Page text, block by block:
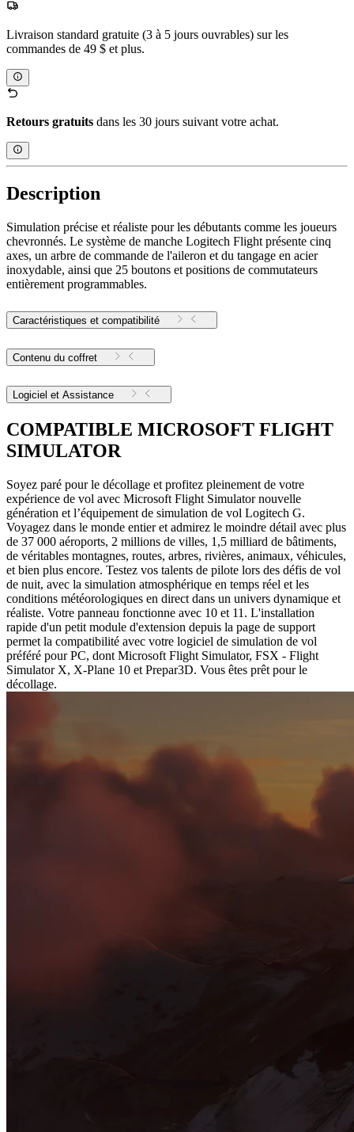
Livraison standard gratuite (3 à 5 jours ouvrables) sur les
commandes de 49 $ et plus.
Retours gratuits dans les 30 jours suivant votre achat.
Description
Simulation précise et réaliste pour les débutants comme les joueurs
chevronnés. Le système de manche Logitech Flight présente cinq
axes, un arbre de commande de l'aileron et du tangage en acier
inoxydable, ainsi que 25 boutons et positions de commutateurs
entièrement programmables.
Caractéristiques et compatibilité
Contenu du coffret
Logiciel et Assistance
COMPATIBLE MICROSOFT FLIGHT
SIMULATOR
Soyez paré pour le décollage et profitez pleinement de votre
expérience de vol avec Microsoft Flight Simulator nouvelle
génération et l’équipement de simulation de vol Logitech G.
Voyagez dans le monde entier et admirez le moindre détail avec plus
de 37 000 aéroports, 2 millions de villes, 1,5 milliard de bâtiments,
de véritables montagnes, routes, arbres, rivières, animaux, véhicules,
et bien plus encore. Testez vos talents de pilote lors des défis de vol
de nuit, avec la simulation atmosphérique en temps réel et les
conditions météorologiques en direct dans un univers dynamique et
réaliste. Votre panneau fonctionne avec 10 et 11. L'installation
rapide d'un petit module d'extension depuis la page de support
permet la compatibilité avec votre logiciel de simulation de vol
préféré pour PC, dont Microsoft Flight Simulator, FSX - Flight
Simulator X, X-Plane 10 et Prepar3D. Vous êtes prêt pour le
décollage.